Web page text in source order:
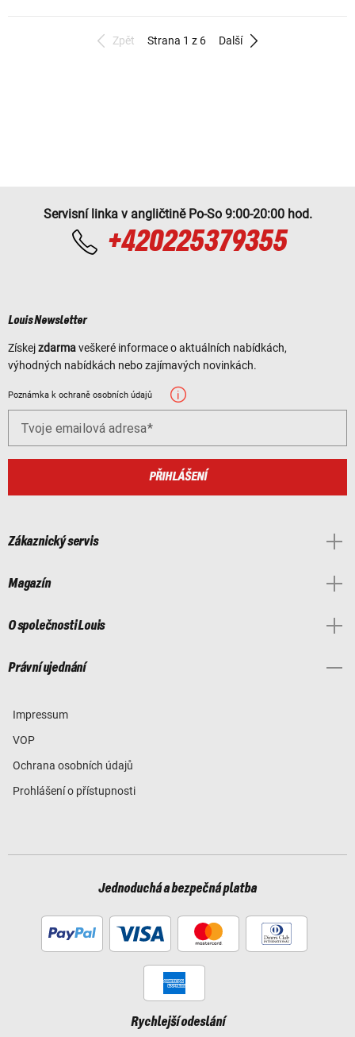
Zpět Strana 1 z 6 Další
Servisní linka v angličtině Po-So 9:00-20:00 hod.
+420225379355
Louis Newsletter
Získejzdarmaveškeré informace o aktuálních nabídkách,
výhodných nabídkách nebo zajímavých novinkách.
Poznámka k ochraně osobních údajů
Tvoje emailová adresa
PŘIHLÁŠENÍ
Zákaznický servis
Magazín
O společnosti Louis
Právní ujednání
Impressum
VOP
Ochrana osobních údajů
Prohlášení o přístupnosti
Jednoduchá a bezpečná platba
Rychlejší odeslání